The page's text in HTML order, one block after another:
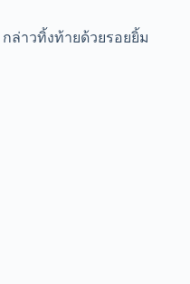
กล่าวทิ้งท้ายด้วยรอยยิ้ม